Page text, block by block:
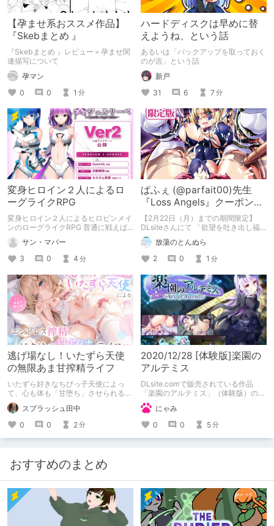
【孕ませ系おススメ作品】
『Skebまとめ 』
『Skebまとめ 』レビュー＋孕ませ関
連描写について
孕マン
0
0 1 分
ハードディスクは早めに替
えようね、という話
あるいは「バックアップを取っておく
のが吉」という話
新戸
31
6 7分
変身ヒロイン２人によるロ
ーグライクRPG
変身ヒロイン２人によるヒロピンメイ
ンのローグライクRPG 普通に戦えば
罠と苛烈な調教 エロとシステムがマ
ッチしたゲームです。
サン・マバー
3
0 4 分
ぱふぇ (@parfait00)先生
『Loss Angels』クーポンご
使用で 50％OFF!!
【2月22日（月）までの期間限定】
DLsiteさんにて 「欲望を吐き出し福
を呼び込む！節分50％OFFクーポン」
配布中!!! ぱふぇ先生の単行本 『Loss
Angels【電子書籍限定版】』も クー
ポン使用で 50％OFFと 大変お値打ち
になっております この機会にぜひお
値打ちにご購入下さい!
放蕩のとんぬら
2
0 1 分
逃げ場なし！いたずら天使
の無限あま甘搾精ライフ
いたずら好きなちびっ子天使によっ
て、心も体も「甘堕ち」させられる濃
厚なひと時を描いた一作です。逃げ場
のないゼロ距離で繰り広げられる、執
拗かつ愛情たっぷりの攻めが、あなた
を無限の快楽へと誘います。
スプラッシュ田中
0
0 2分
2020/12/28 [体験版]楽園の
アルテミス
DLsite.comで販売されている作品
「楽園のアルテミス」（体験版）の備
忘録となります。
にゃみ
0
0 5分
おすすめのまとめ